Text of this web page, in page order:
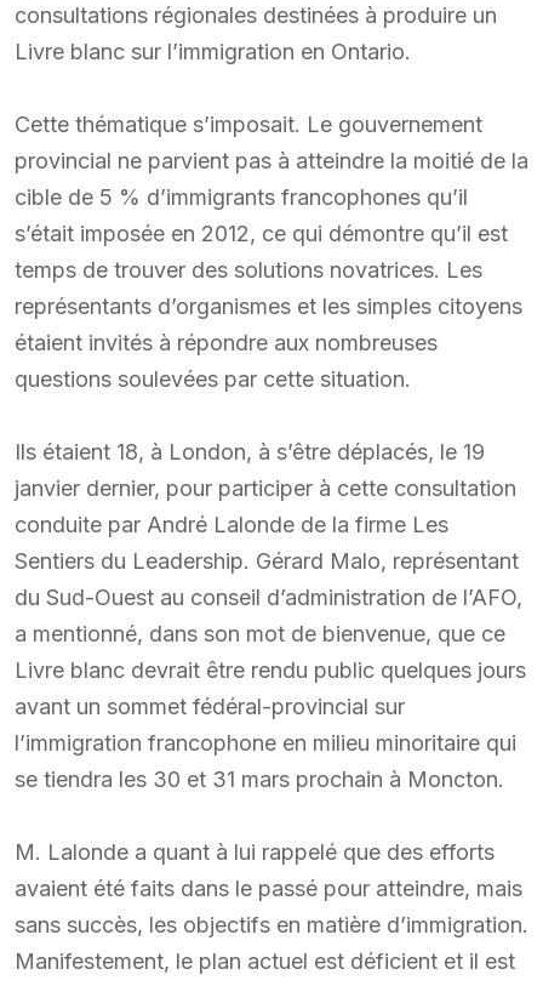
consultations régionales destinées à produire un
Livre blanc sur l’immigration en Ontario.
Cette thématique s’imposait. Le gouvernement
provincial ne parvient pas à atteindre la moitié de la
cible de 5 % d’immigrants francophones qu’il
s’était imposée en 2012, ce qui démontre qu’il est
temps de trouver des solutions novatrices. Les
représentants d’organismes et les simples citoyens
étaient invités à répondre aux nombreuses
questions soulevées par cette situation.
Ils étaient 18, à London, à s’être déplacés, le 19
janvier dernier, pour participer à cette consultation
conduite par André Lalonde de la firme Les
Sentiers du Leadership. Gérard Malo, représentant
du Sud-Ouest au conseil d’administration de l’AFO,
a mentionné, dans son mot de bienvenue, que ce
Livre blanc devrait être rendu public quelques jours
avant un sommet fédéral-provincial sur
l’immigration francophone en milieu minoritaire qui
se tiendra les 30 et 31 mars prochain à Moncton.
M. Lalonde a quant à lui rappelé que des efforts
avaient été faits dans le passé pour atteindre, mais
sans succès, les objectifs en matière d’immigration.
Manifestement, le plan actuel est déficient et il est